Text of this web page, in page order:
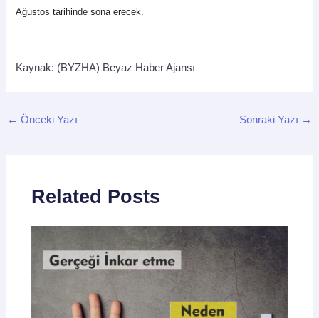
Ağustos tarihinde sona erecek.
Kaynak: (BYZHA) Beyaz Haber Ajansı
← Önceki Yazı Sonraki Yazı →
Related Posts